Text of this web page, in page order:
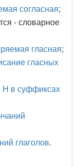
согласная;
- словарное
гласная;
гласных
Н в суффиксах
глаголов.